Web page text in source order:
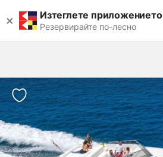
× Изтеглете приложението
Резервирайте по-лесно